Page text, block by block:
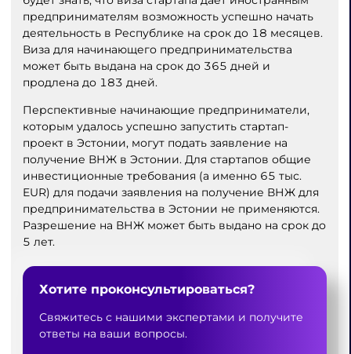
предпринимателям возможность успешно начать
деятельность в Республике на срок до 18 месяцев.
Виза для начинающего предпринимательства
может быть выдана на срок до 365 дней и
продлена до 183 дней.
Перспективные начинающие предприниматели,
которым удалось успешно запустить стартап-
проект в Эстонии, могут подать заявление на
получение ВНЖ в Эстонии. Для стартапов общие
инвестиционные требования (а именно 65 тыс.
EUR) для подачи заявления на получение ВНЖ для
предпринимательства в Эстонии не применяются.
Разрешение на ВНЖ может быть выдано на срок до
5 лет.
Хотите проконсультироваться?
Свяжитесь с нашими экспертами и получите
ответы на ваши вопросы.